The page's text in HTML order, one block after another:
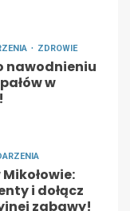
ZDROWIE
nawodnieniu
w
i dołącz
zabawy!